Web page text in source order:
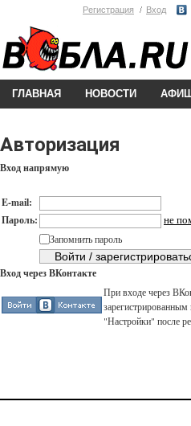
Регистрация Вход
ГЛАВНАЯ НОВОСТИ
Авторизация
Вход напрямую
E-mail:
Пароль:
не
Запомнить пароль
Вход через ВКонтакте
При входе через
"Настройки" после